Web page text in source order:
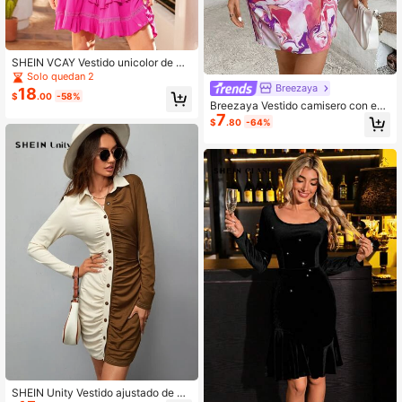
SHEIN VCAY Vestido unicolor de ma
nga obispo bajo con fruncido
Solo quedan 2
$18.00 -58%
SHEIN Unity Vestido ajustado de do
Breezaya
Breezaya Vestido camisero con est
ampado de hombros caídos
$7.80 -64%